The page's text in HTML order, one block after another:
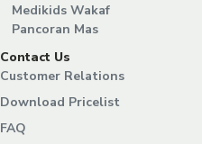
Medikids Wakaf
Pancoran Mas
Contact Us
Customer Relations
Download Pricelist
FAQ